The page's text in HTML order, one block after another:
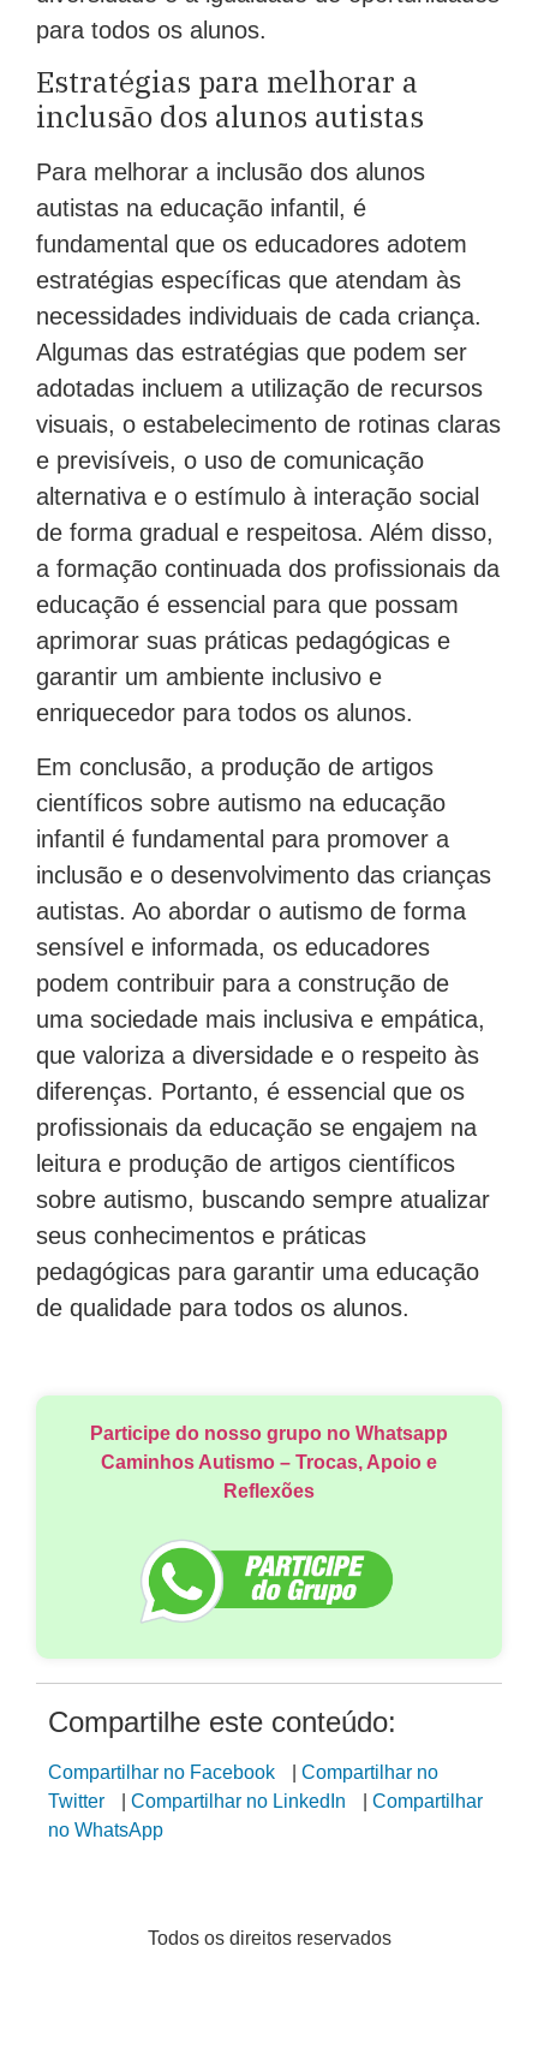
para todos os alunos.
Estratégias para melhorar a
inclusão dos alunos autistas
Para melhorar a inclusão dos alunos
autistas na educação infantil, é
fundamental que os educadores adotem
estratégias específicas que atendam às
necessidades individuais de cada criança.
Algumas das estratégias que podem ser
adotadas incluem a utilização de recursos
visuais, o estabelecimento de rotinas claras
e previsíveis, o uso de comunicação
alternativa e o estímulo à interação social
de forma gradual e respeitosa. Além disso,
a formação continuada dos profissionais da
educação é essencial para que possam
aprimorar suas práticas pedagógicas e
garantir um ambiente inclusivo e
enriquecedor para todos os alunos.
Em conclusão, a produção de artigos
científicos sobre autismo na educação
infantil é fundamental para promover a
inclusão e o desenvolvimento das crianças
autistas. Ao abordar o autismo de forma
sensível e informada, os educadores
podem contribuir para a construção de
uma sociedade mais inclusiva e empática,
que valoriza a diversidade e o respeito às
diferenças. Portanto, é essencial que os
profissionais da educação se engajem na
leitura e produção de artigos científicos
sobre autismo, buscando sempre atualizar
seus conhecimentos e práticas
pedagógicas para garantir uma educação
de qualidade para todos os alunos.
Participe do nosso grupo no Whatsapp
Caminhos Autismo – Trocas, Apoio e
Reflexões
Compartilhe este conteúdo:
Compartilhar no Facebook
Compartilhar no
Twitter
Compartilhar no LinkedIn
Compartilhar
no WhatsApp
Todos os direitos reservados